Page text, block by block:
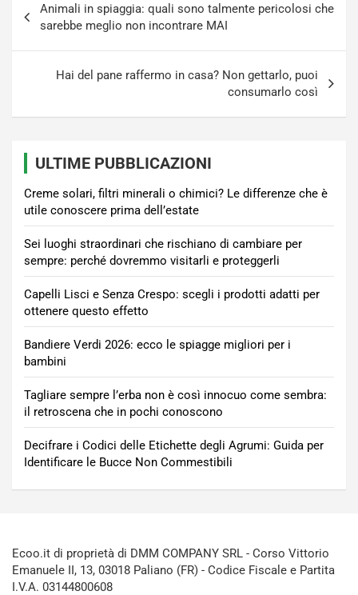
articoli
Animali in spiaggia: quali sono talmente pericolosi che
sarebbe meglio non incontrare MAI
Hai del pane raffermo in casa? Non gettarlo, puoi
consumarlo così
ULTIME PUBBLICAZIONI
Creme solari, filtri minerali o chimici? Le differenze che è
utile conoscere prima dell’estate
Sei luoghi straordinari che rischiano di cambiare per
sempre: perché dovremmo visitarli e proteggerli
Capelli Lisci e Senza Crespo: scegli i prodotti adatti per
ottenere questo effetto
Bandiere Verdi 2026: ecco le spiagge migliori per i
bambini
Tagliare sempre l’erba non è così innocuo come sembra:
il retroscena che in pochi conoscono
Decifrare i Codici delle Etichette degli Agrumi: Guida per
Identificare le Bucce Non Commestibili
Ecoo.it di proprietà di DMM COMPANY SRL - Corso Vittorio
Emanuele II, 13, 03018 Paliano (FR) - Codice Fiscale e Partita
I.V.A. 03144800608